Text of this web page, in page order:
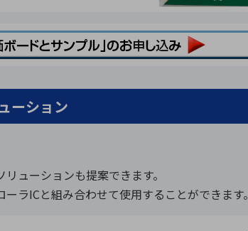
ーション
ューションも提案できます。
ラICと組み合わせて使用することができます